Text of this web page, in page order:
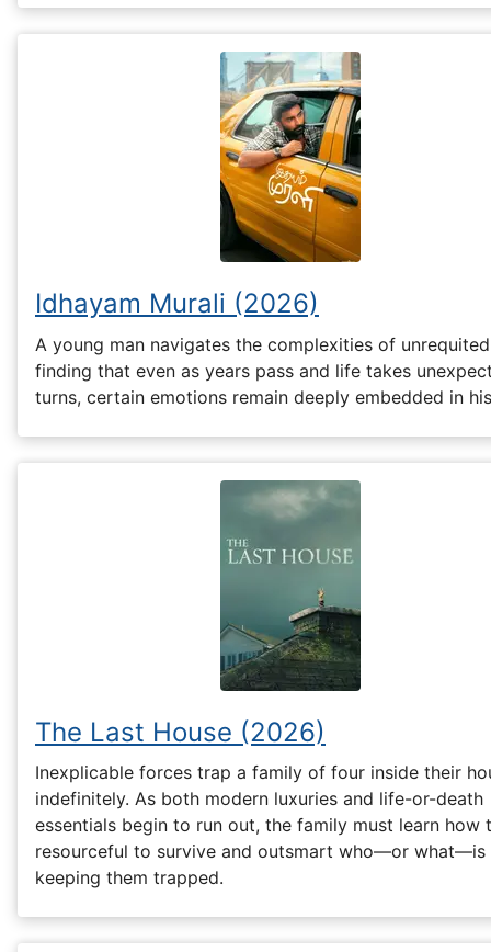
Idhayam Murali (2026)
A young man navigates the complexities of
finding that even as years pass and life takes
turns, certain emotions remain deeply embedded in
The Last House (2026)
Inexplicable forces trap a family of four inside their
indefinitely. As both modern luxuries and life-or-death
essentials begin to run out, the family must learn how
resourceful to survive and outsmart who—or what—is
keeping them trapped.